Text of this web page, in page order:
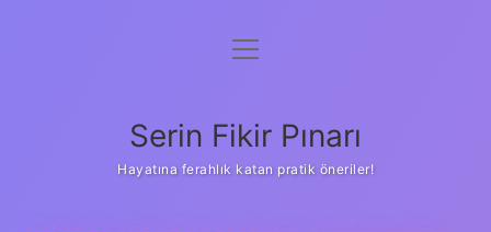
Gizlilik Politikası
Yasal Uyarı
menüyü
Serin Fikir Pınarı
Hayatına ferahlık katan pratik öneriler!